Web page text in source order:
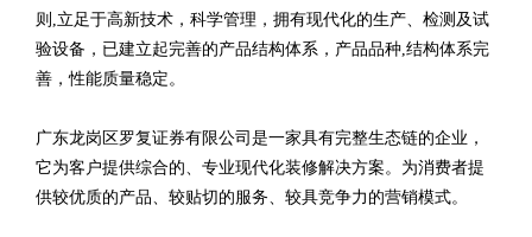
则,立足于高新技术，科学管理，拥有现代化的生产、检测及试
验设备，已建立起完善的产品结构体系，产品品种,结构体系完
善，性能质量稳定。
广东龙岗区罗复证券有限公司是一家具有完整生态链的企业，
它为客户提供综合的、专业现代化装修解决方案。为消费者提
供较优质的产品、较贴切的服务、较具竞争力的营销模式。